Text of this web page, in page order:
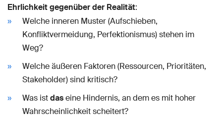
Ehrlichkeit gegenüber der Realität:
Welche inneren Muster (Aufschieben,
Konfliktvermeidung, Perfektionismus) stehen im
Weg?
Welche äußeren Faktoren (Ressourcen, Prioritäten,
Stakeholder) sind kritisch?
Was istdaseine Hindernis, an dem es mit hoher
Wahrscheinlichkeit scheitert?